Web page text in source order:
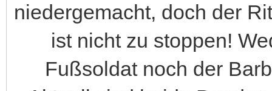
niedergemacht, doch der
ist nicht zu stoppen!
Fußsoldat noch der